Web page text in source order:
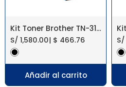
Kit Toner Brother TN-315 HL-4570 Original
S/ 1,580.00| $ 466.76
Añadir al carrito
S/